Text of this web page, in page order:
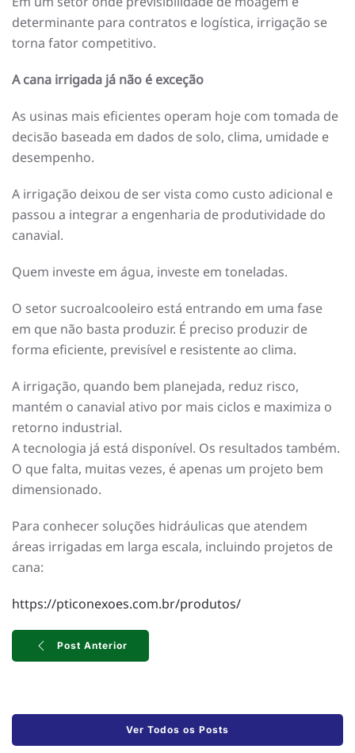
determinante para contratos e logística, irrigação se
torna fator competitivo.
A cana irrigada já não é exceção
As usinas mais eficientes operam hoje com tomada de
decisão baseada em dados de solo, clima, umidade e
desempenho.
A irrigação deixou de ser vista como custo adicional e
passou a integrar a engenharia de produtividade do
canavial.
Quem investe em água, investe em toneladas.
O setor sucroalcooleiro está entrando em uma fase
em que não basta produzir. É preciso produzir de
forma eficiente, previsível e resistente ao clima.
A irrigação, quando bem planejada, reduz risco,
mantém o canavial ativo por mais ciclos e maximiza o
retorno industrial.
A tecnologia já está disponível. Os resultados também.
O que falta, muitas vezes, é apenas um projeto bem
dimensionado.
Para conhecer soluções hidráulicas que atendem
áreas irrigadas em larga escala, incluindo projetos de
cana:
https://pticonexoes.com.br/produtos/
Post Anterior
Ver Todos os Posts